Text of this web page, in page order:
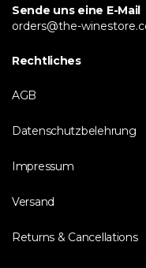
Sende uns eine E-Mail
orders@the-
Rechtliches
AGB
Datenschutzbelehrung
Impressum
Versand
Returns & Cancellations